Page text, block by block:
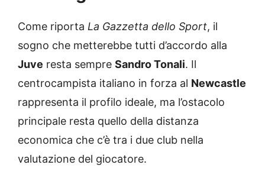
Come riporta La Gazzetta dello Sport, il
sogno che metterebbe tutti d’accordo alla
Juve resta sempre Sandro Tonali. Il
centrocampista italiano in forza al Newcastle
rappresenta il profilo ideale, ma l’ostacolo
principale resta quello della distanza
economica che c’è tra i due club nella
valutazione del giocatore.